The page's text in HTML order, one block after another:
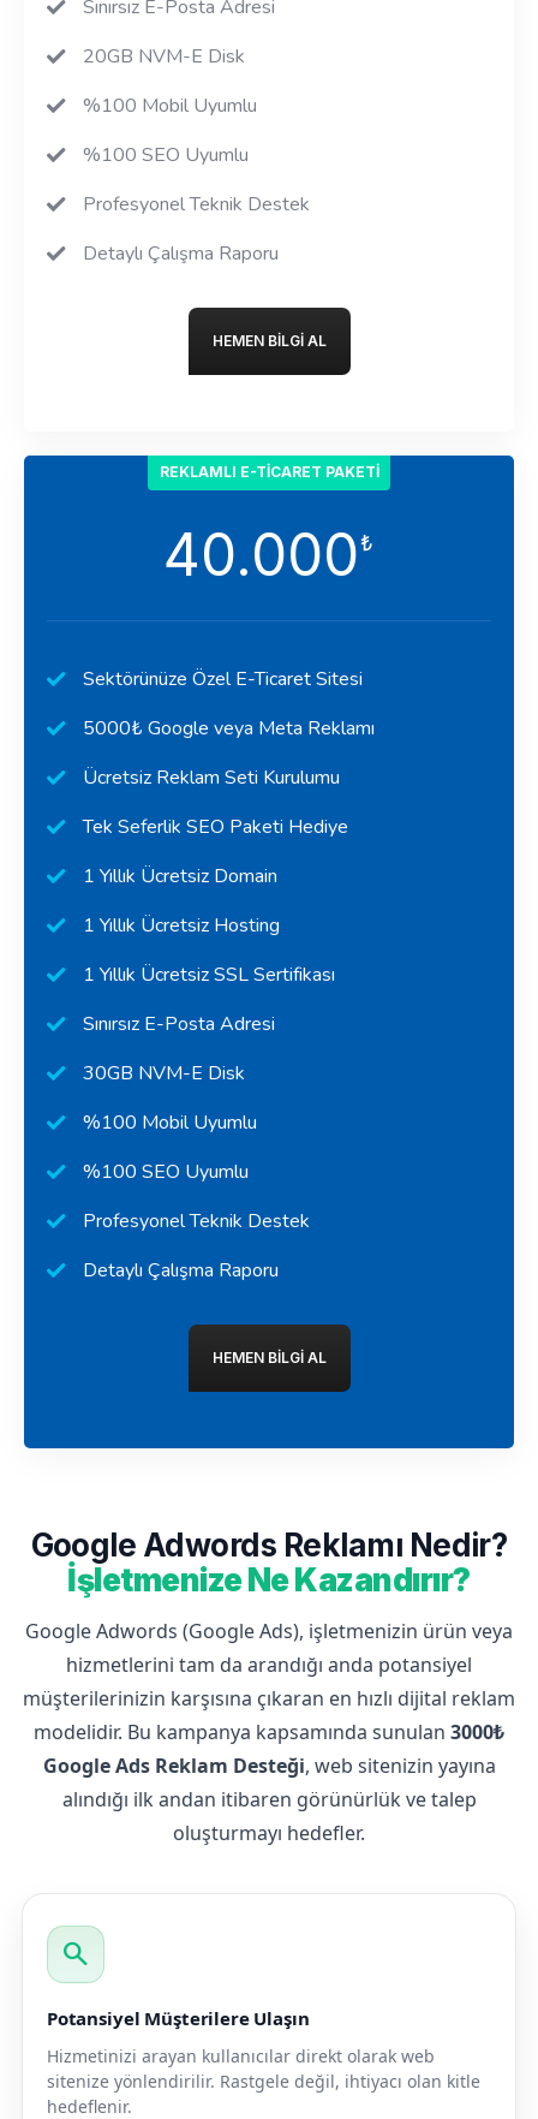
Sınırsız E-Posta Adresi
20GB NVM-E Disk
%100 Mobil Uyumlu
%100 SEO Uyumlu
Profesyonel Teknik Destek
Detaylı Çalışma Raporu
HEMEN BILGI AL
REKLAMLI E-TICARET PAKETI
40.000₺
Sektörünüze Özel E-Ticaret Sitesi
5000₺ Google veya Meta Reklamı
Ücretsiz Reklam Seti Kurulumu
Tek Seferlik SEO Paketi Hediye
1 Yıllık Ücretsiz Domain
1 Yıllık Ücretsiz Hosting
1 Yıllık Ücretsiz SSL Sertifikası
Sınırsız E-Posta Adresi
30GB NVM-E Disk
%100 Mobil Uyumlu
%100 SEO Uyumlu
Profesyonel Teknik Destek
Detaylı Çalışma Raporu
HEMEN BILGI AL
Google Adwords Reklamı Nedir?
İşletmenize Ne Kazandırır?
Google Adwords (Google Ads), işletmenizin ürün veya
hizmetlerini tam da arandığı anda potansiyel
müşterilerinizin karşısına çıkaran en hızlı dijital reklam
modelidir. Bu kampanya kapsamında sunulan 3000₺
Google Ads Reklam Desteği, web sitenizin yayına
alındığı ilk andan itibaren görünürlük ve talep
oluşturmayı hedefler.
search
Potansiyel Müşterilere Ulaşın
Hizmetinizi arayan kullanıcılar direkt olarak web
sitenize yönlendirilir. Rastgele değil, ihtiyacı olan kitle
hedeflenir.